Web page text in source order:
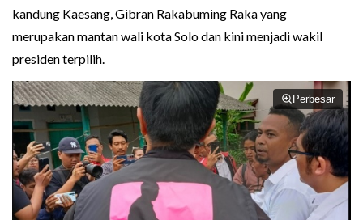
kandung Kaesang, Gibran Rakabuming Raka yang
merupakan mantan wali kota Solo dan kini menjadi wakil
presiden terpilih.
Perbesar